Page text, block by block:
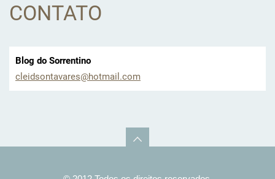
CONTATO
Blog do Sorrentino
cleidsontavares@hotmail.com